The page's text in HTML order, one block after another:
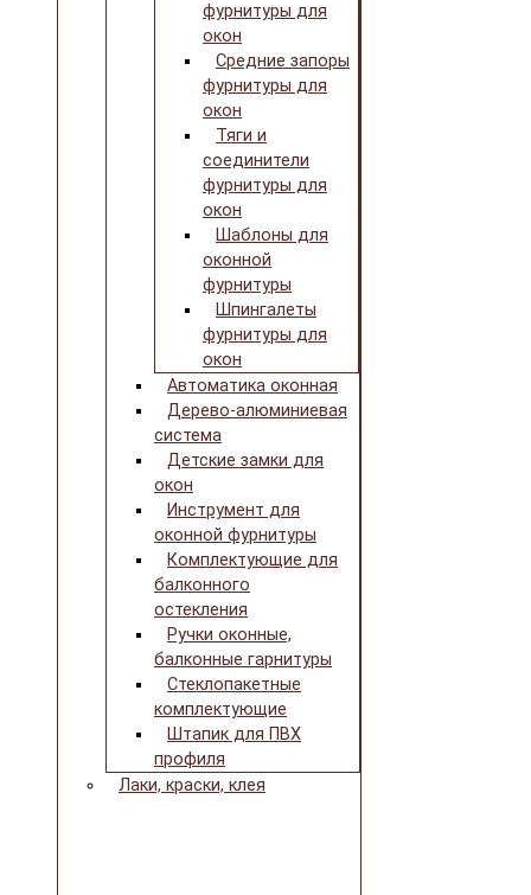
фурнитуры для
окон
Средние запоры
фурнитуры для
окон
Тяги и
соединители
фурнитуры для
окон
Шаблоны для
оконной
фурнитуры
Шпингалеты
фурнитуры для
окон
Автоматика оконная
Дерево-алюминиевая
система
Детские замки для
окон
Инструмент для
оконной фурнитуры
Комплектующие для
балконного
остекления
Ручки оконные,
балконные гарнитуры
Стеклопакетные
комплектующие
Штапик для ПВХ
профиля
Лаки, краски, клея